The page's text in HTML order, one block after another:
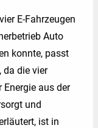
E-Fahrzeugen
Auto
konnte, passt
da die vier
aus der
und
ist in